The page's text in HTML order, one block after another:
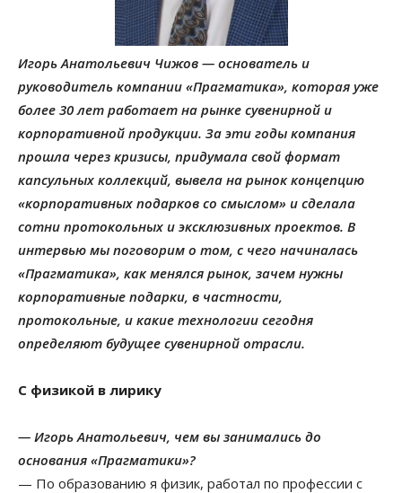
Игорь Анатольевич Чижов — основатель и
руководитель компании «Прагматика», которая уже
более 30 лет работает на рынке сувенирной и
корпоративной продукции. За эти годы компания
прошла через кризисы, придумала свой формат
капсульных коллекций, вывела на рынок концепцию
«корпоративных подарков со смыслом» и сделала
сотни протокольных и эксклюзивных проектов. В
интервью мы поговорим о том, с чего начиналась
«Прагматика», как менялся рынок, зачем нужны
корпоративные подарки, в частности,
протокольные, и какие технологии сегодня
определяют будущее сувенирной отрасли.
С физикой в лирику
— Игорь Анатольевич, чем вы занимались до
основания «Прагматики»?
— По образованию я физик, работал по профессии с